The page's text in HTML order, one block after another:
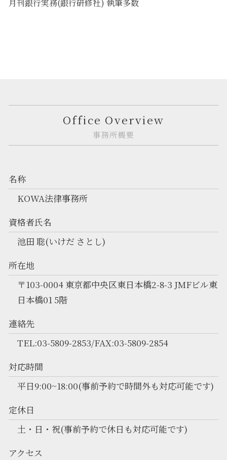
月刊銀行実務(銀行研修社) 執筆多数
Office Overview
事務所概要
名称
KOWA法律事務所
資格者氏名
池田 聡(いけだ さとし)
所在地
〒103-0004 東京都中央区東日本橋2-8-3 JMFビル東
日本橋01 5階
連絡先
TEL:03-5809-2853/FAX:03-5809-2854
対応時間
平日9:00~18:00(事前予約で時間外も対応可能です)
定休日
土・日・祝(事前予約で休日も対応可能です)
アクセス